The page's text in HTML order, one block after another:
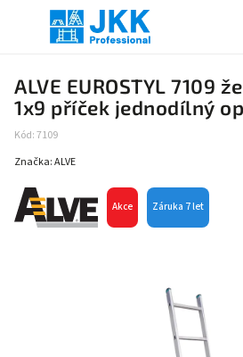
ALVE EUROSTYL 7109
1x9 příček jednodílný
Kód:7109
Akce Záruka 7 let
Značka:ALVE